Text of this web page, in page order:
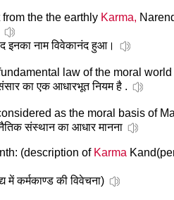
the the earthly Karma,
इनका नाम विवेकानंद हुआ।
law of the moral world
का एक आधारभूत नियम है .
as the moral basis of
संस्थान का आधार मानना
(description of Karma
में कर्मकाण्ड की विवेचना)